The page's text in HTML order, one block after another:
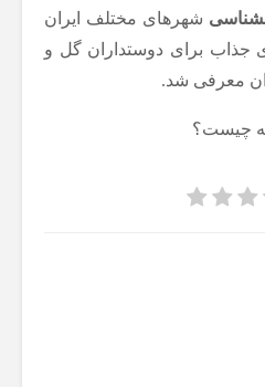
شهرهای مختلف ایران
جذاب برای دوستداران گل و
معرفی شد.
چیست؟